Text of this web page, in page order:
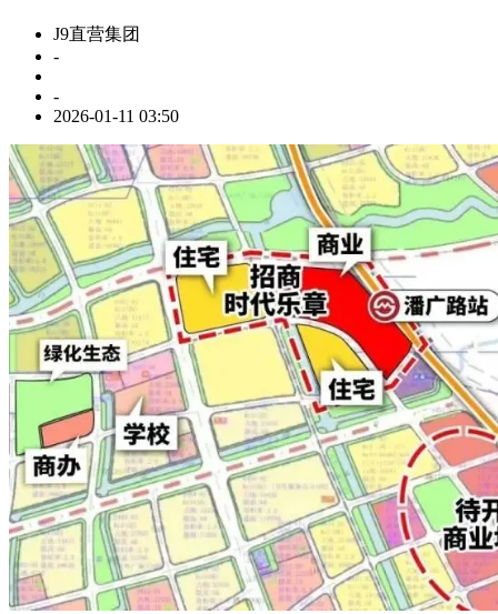
J9直营集团
-
-
2026-01-11 03:50